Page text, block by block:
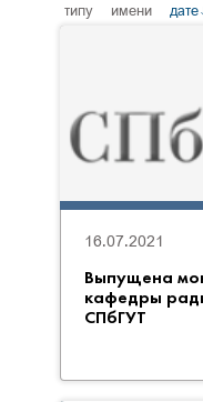
типу имени дате
Выпущена
кафедры
СПбГУТ
16.07.2021